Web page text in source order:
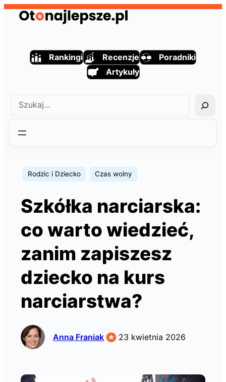
Przejdź
Rankingi Recenzje
Poradniki
Artykuły
Szukaj
Rodzic i Dziecko Czas wolny
Szkółka narciarska:
co warto wiedzieć,
zanim zapiszesz
dziecko na kurs
narciarstwa?
Anna Franiak 23 kwietnia 2026